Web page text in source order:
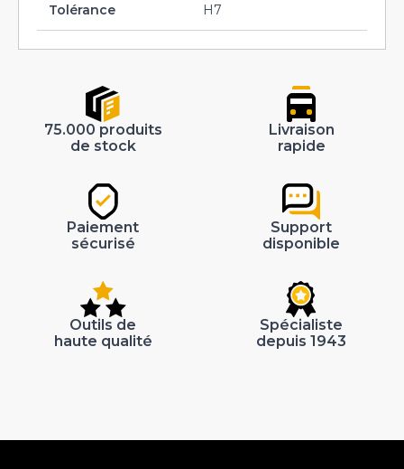
Tolérance H7
75.000 produits
de stock
Livraison
rapide
Paiement
sécurisé
Support
disponible
Outils de
haute qualité
Spécialiste
depuis 1943